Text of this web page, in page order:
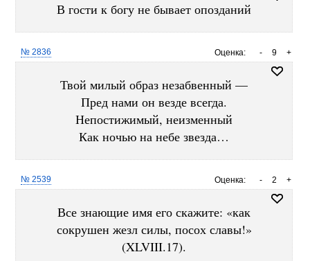
В гости к богу не бывает опозданий
Оценка: +
9
-
№ 2836
Твой милый образ незабвенный —
Пред нами он везде всегда.
Непостижимый, неизменный
Как ночью на небе звезда…
Оценка: +
2
-
№ 2539
Все знающие имя его скажите: «как
сокрушен жезл силы, посох славы!»
(XLVIII.17).